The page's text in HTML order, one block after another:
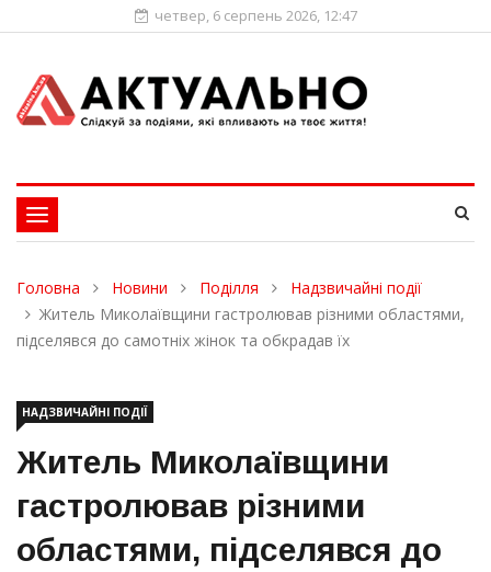
четвер, 6 серпень 2026, 12:47
Toggle
navigation
Головна Новини Поділля
Надзвичайні події
Житель Миколаївщини гастролював різними областями,
підселявся до самотніх жінок та обкрадав їх
НАДЗВИЧАЙНІ ПОДІЇ
Житель Миколаївщини
гастролював різними
областями, підселявся до